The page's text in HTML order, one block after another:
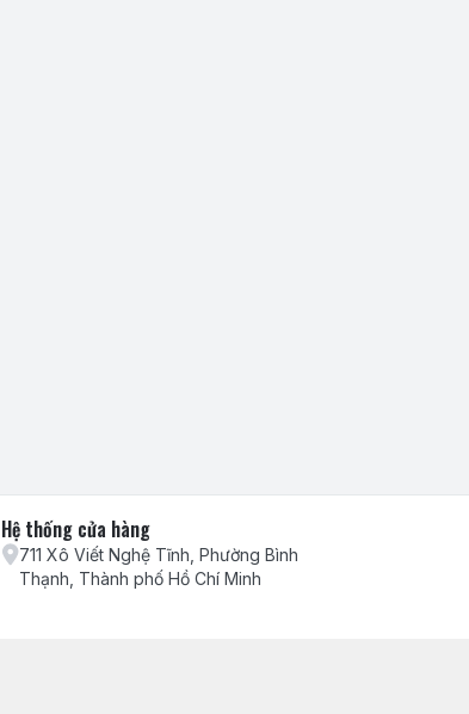
Hệ thống cửa hàng
711 Xô Viết Nghệ Tĩnh, Phường Bình
Thạnh, Thành phố Hồ Chí Minh